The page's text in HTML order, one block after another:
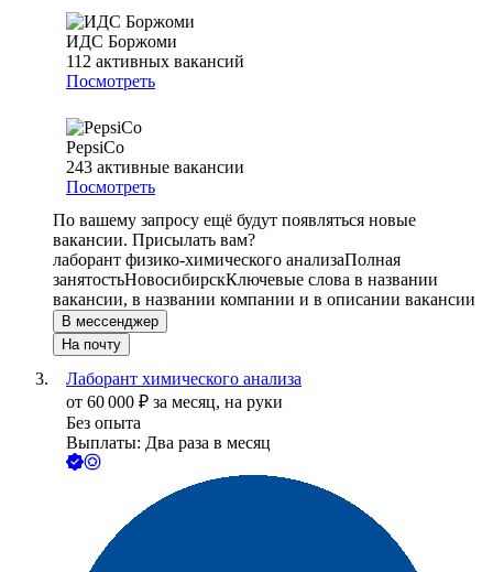
ИДС Боржоми
112 активных вакансий
Посмотреть
PepsiCo
243 активные вакансии
Посмотреть
По вашему запросу ещё будут появляться новые
вакансии. Присылать вам?
лаборант физико-химического анализаПолная
занятостьНовосибирскКлючевые слова в названии
вакансии, в названии компании и в описании вакансии
В мессенджер
На почту
Лаборант химического анализа
от 60 000 ₽ за месяц, на руки
Без опыта
Выплаты: Два раза в месяц